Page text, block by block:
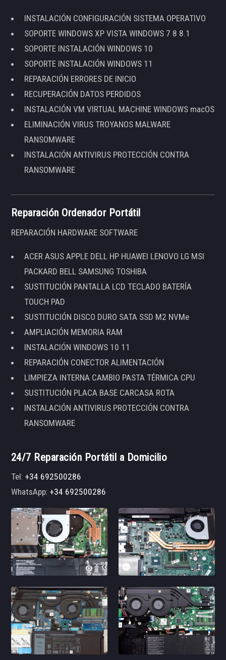
INSTALACIÓN CONFIGURACIÓN SISTEMA OPERATIVO
SOPORTE WINDOWS XP VISTA WINDOWS 7 8 8.1
SOPORTE INSTALACIÓN WINDOWS 10
SOPORTE INSTALACIÓN WINDOWS 11
REPARACIÓN ERRORES DE INICIO
RECUPERACIÓN DATOS PERDIDOS
INSTALACIÓN VM VIRTUAL MACHINE WINDOWS macOS
ELIMINACIÓN VIRUS TROYANOS MALWARE
RANSOMWARE
INSTALACIÓN ANTIVIRUS PROTECCIÓN CONTRA
RANSOMWARE
Reparación Ordenador Portátil
REPARACIÓN HARDWARE SOFTWARE
ACER ASUS APPLE DELL HP HUAWEI LENOVO LG MSI
PACKARD BELL SAMSUNG TOSHIBA
SUSTITUCIÓN PANTALLA LCD TECLADO BATERÍA
TOUCH PAD
SUSTITUCIÓN DISCO DURO SATA SSD M2 NVMe
AMPLIACIÓN MEMORIA RAM
INSTALACIÓN WINDOWS 10 11
REPARACIÓN CONECTOR ALIMENTACIÓN
LIMPIEZA INTERNA CAMBIO PASTA TÉRMICA CPU
SUSTITUCIÓN PLACA BASE CARCASA ROTA
INSTALACIÓN ANTIVIRUS PROTECCIÓN CONTRA
RANSOMWARE
24/7 Reparación Portátil a Domicilio
Tel:+34 692500286
WhatsApp:+34 692500286